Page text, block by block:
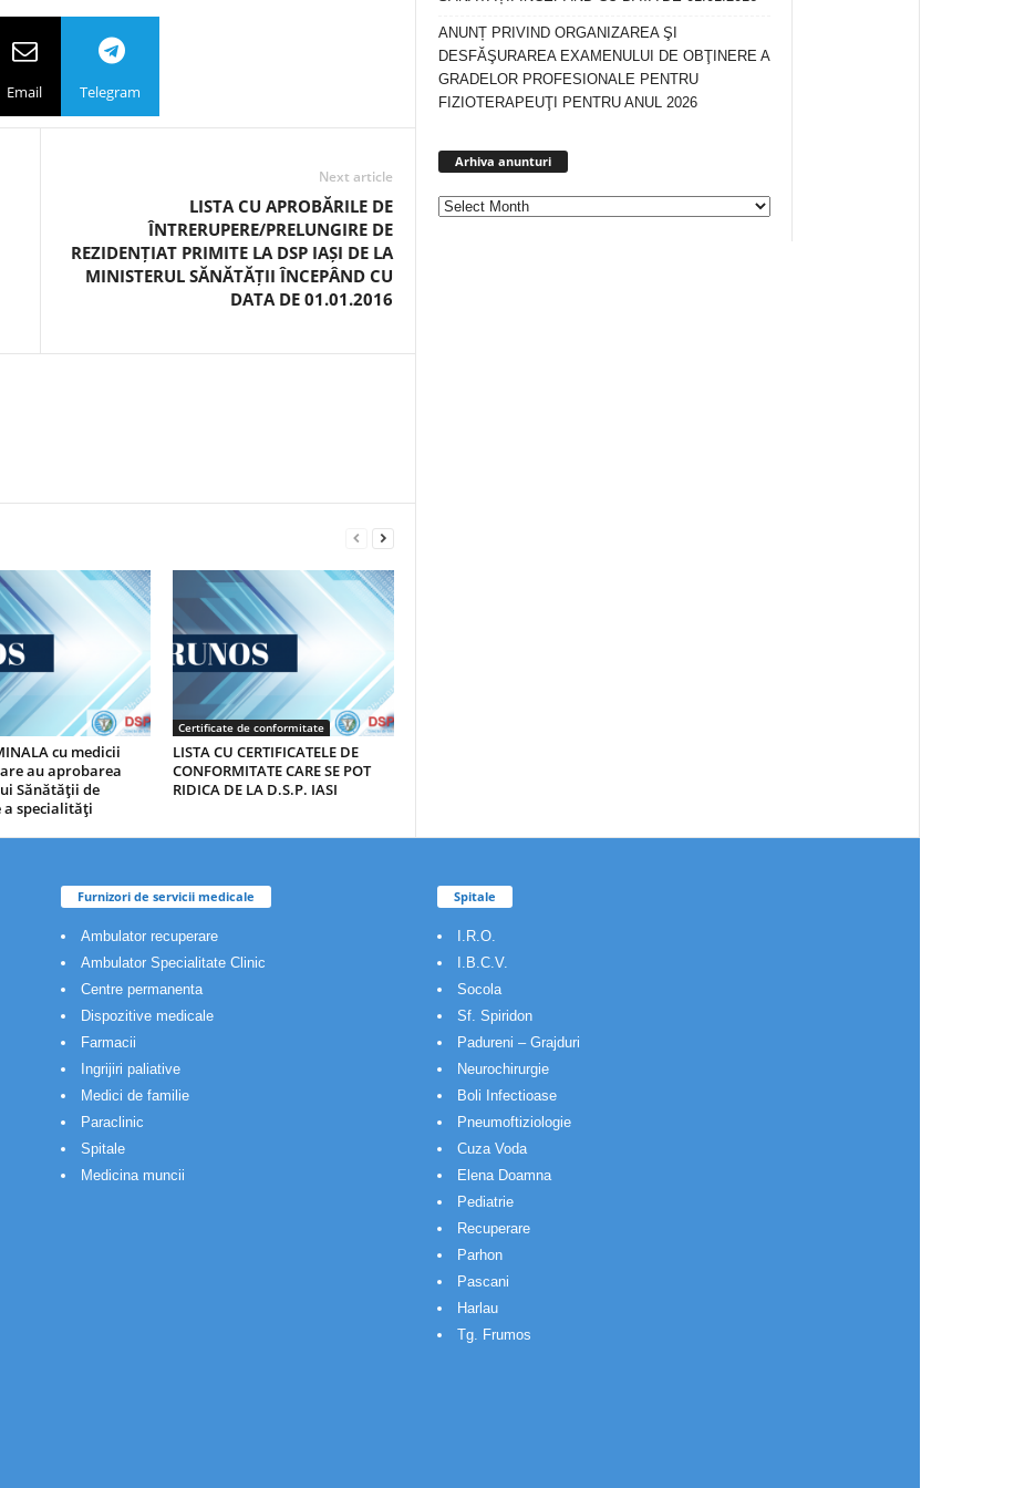
Email Telegram
Next article
LISTA CU APROBĂRILE DE
ÎNTRERUPERE/PRELUNGIRE DE
REZIDENȚIAT PRIMITE LA DSP IAȘI DE LA
MINISTERUL SĂNĂTĂȚII ÎNCEPÂND CU
DATA DE 01.01.2016
cu medicii
au aprobarea
Sănătăţii de
a specialităţi
Certificate de conformitate
LISTA CU CERTIFICATELE DE
CONFORMITATE CARE SE POT
RIDICA DE LA D.S.P. IASI
ANUNȚ PRIVIND ORGANIZAREA ŞI
DESFĂŞURAREA EXAMENULUI DE OBŢINERE A
GRADELOR PROFESIONALE PENTRU
FIZIOTERAPEUŢI PENTRU ANUL 2026
Arhiva anunturi
Furnizori de servicii medicale
Ambulator recuperare
Ambulator Specialitate Clinic
Centre permanenta
Dispozitive medicale
Farmacii
Ingrijiri paliative
Medici de familie
Paraclinic
Spitale
Medicina muncii
Spitale
I.R.O.
I.B.C.V.
Socola
Sf. Spiridon
Padureni – Grajduri
Neurochirurgie
Boli Infectioase
Pneumoftiziologie
Cuza Voda
Elena Doamna
Pediatrie
Recuperare
Parhon
Pascani
Harlau
Tg. Frumos